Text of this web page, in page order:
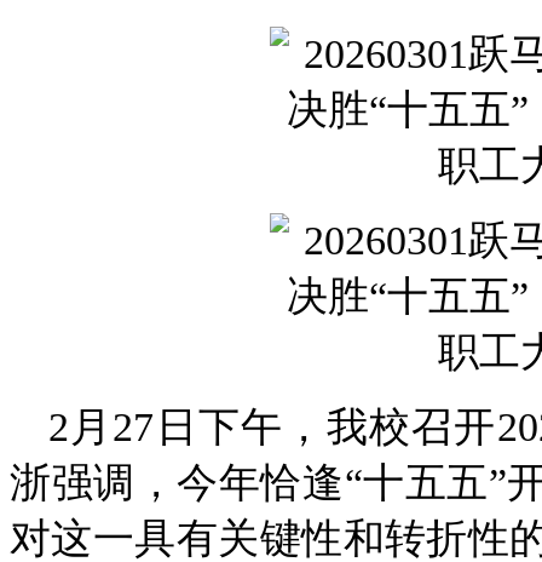
2月27日下午，我校召开
浙强调，今年恰逢“十五五”
对这一具有关键性和转折性